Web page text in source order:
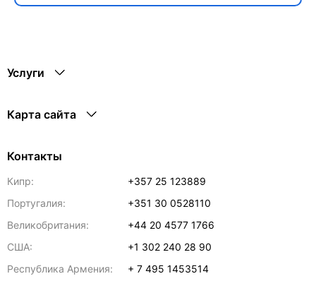
Услуги
Карта сайта
Контакты
Кипр:
+357 25 123889
Португалия:
+351 30 0528110
Великобритания:
+44 20 4577 1766
США:
+1 302 240 28 90
Республика Армения:
+ 7 495 1453514